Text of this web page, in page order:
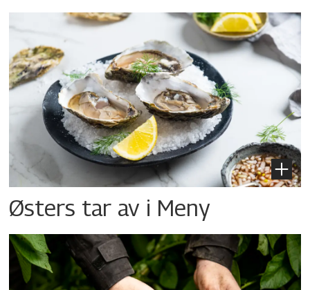
Østers tar av i Meny